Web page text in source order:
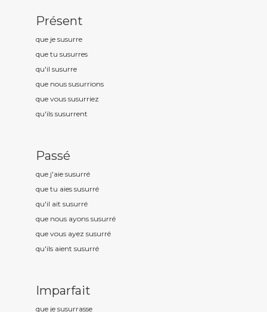
Présent
que je susurre
que tu susurres
qu'il susurre
que nous susurrions
que vous susurriez
qu'ils susurrent
Passé
que j'aie susurré
que tu aies susurré
qu'il ait susurré
que nous ayons susurré
que vous ayez susurré
qu'ils aient susurré
Imparfait
que je susurrasse